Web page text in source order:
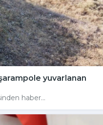
yuvarlanan
haber...